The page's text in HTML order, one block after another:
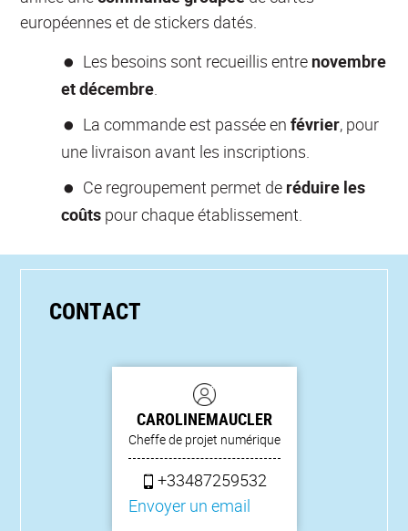
européennes et de stickers datés.
Les besoins sont recueillis entre novembre
et décembre.
La commande est passée enfévrier, pour
une livraison avant les inscriptions.
Ce regroupement permet de réduire les
coûts pour chaque établissement.
CONTACT
CAROLINEMAUCLER
Cheffe de projet numérique
+33487259532
Envoyer un email